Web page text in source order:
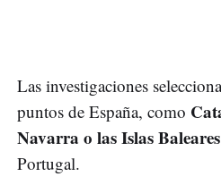
Las investigaciones
puntos de España, como
Navarra o las Islas Baleares
Portugal.